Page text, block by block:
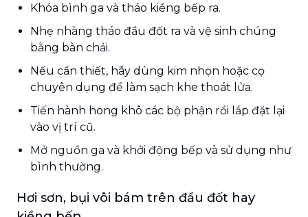
Khóa bình ga và tháo kiềng bếp ra.
Nhẹ nhàng tháo đầu đốt ra và vệ sinh chúng
bằng bàn chải.
Nếu cần thiết, hãy dùng kim nhọn hoặc cọ
chuyên dụng để làm sạch khe thoát lửa.
Tiến hành hong khô các bộ phận rồi lắp đặt lại
vào vị trí cũ.
Mở nguồn ga và khởi động bếp và sử dụng như
bình thường.
Hơi sơn, bụi vôi bám trên đầu đốt hay